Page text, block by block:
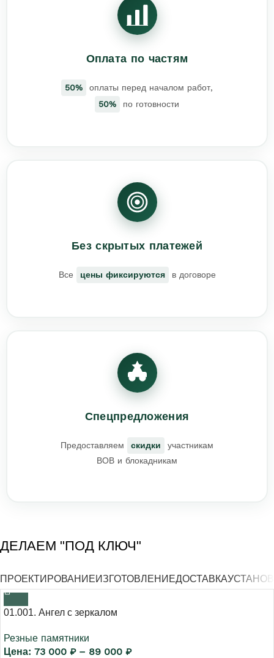
Оплата по частям
50%
оплаты перед началом работ,
50%
по готовности
Без скрытых платежей
Все цены фиксируются в договоре
Спецпредложения
Предоставляем скидки
участникам
ВОВ и блокадникам
ДЕЛАЕМ "ПОД КЛЮЧ"
ПРОЕКТИРОВАНИЕИЗГОТОВЛЕНИЕДОСТАВКА
01.001. Ангел с зеркалом
Резные памятники
73 000 ₽ – 89 000 ₽